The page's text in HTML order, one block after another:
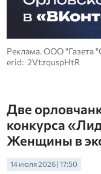
Реклама. ООО "Газета
erid: 2VtzquspHtR
Две
конкурса
Женщины в
14 июля 2026 | 17:50